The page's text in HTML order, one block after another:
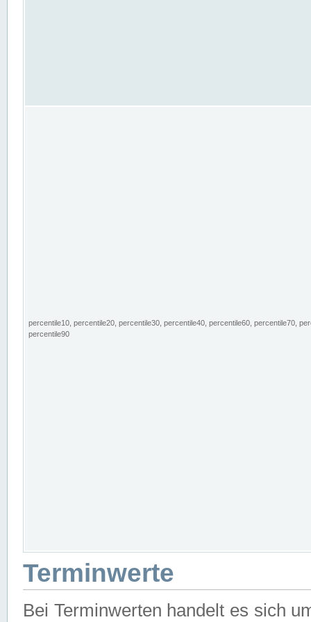
percentile10, percentile20, percentile30, percentile40, percentile60, percentile70,
percentile90
Terminwerte
Bei Terminwerten handelt es sich